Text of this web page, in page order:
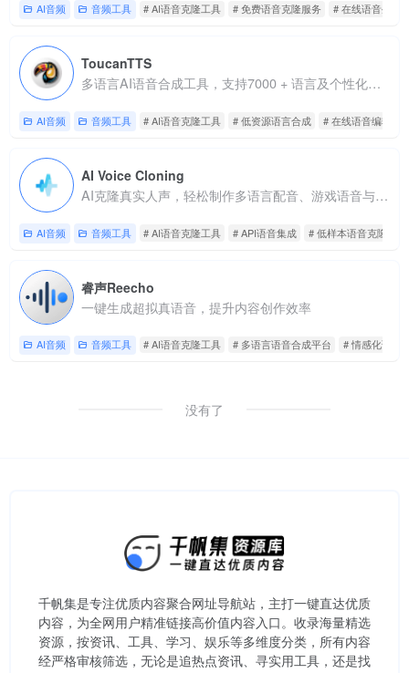
AI音频 音频工具 # AI语音克隆工具 # 免费语音克隆服务 # 在线语音生成
ToucanTTS
多语言AI语音合成工具，支持7000 + 语言及个性化语音定制
AI音频 音频工具 # AI语音克隆工具 # 低资源语言合成 # 在线语音编辑器
AI Voice Cloning
AI克隆真实人声，轻松制作多语言配音、游戏语音与教育课件
AI音频 音频工具 # AI语音克隆工具 # API语音集成 # 低样本语音克隆
睿声Reecho
一键生成超拟真语音，提升内容创作效率
AI音频 音频工具 # AI语音克隆工具 # 多语言语音合成平台 # 情感化语音
没有了
千帆集是专注优质内容聚合网址导航站，主打一键直达优质
内容，为全网用户精准链接高价值内容入口。​收录海量精选
资源，按资讯、工具、学习、娱乐等多维度分类，所有内容
经严格审核筛选，无论是追热点资讯、寻实用工具，还是找